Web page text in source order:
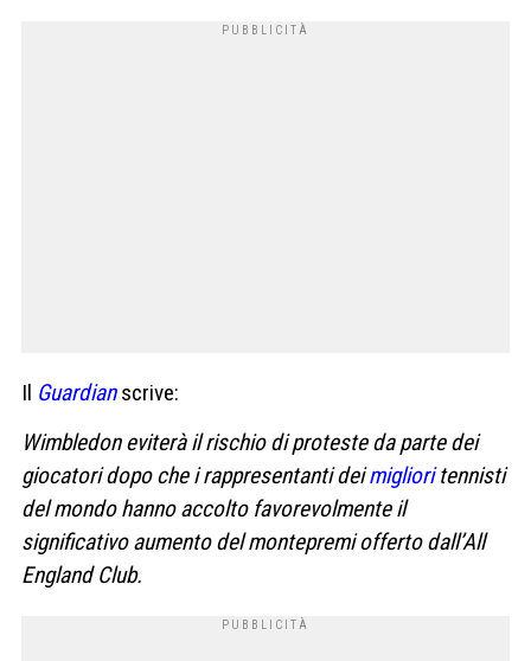
Il Guardianscrive:
Wimbledon eviterà il rischio di proteste da parte dei
giocatori dopo che i rappresentanti deimiglioritennisti
del mondo hanno accolto favorevolmente il
significativo aumento del montepremi offerto dall’All
England Club.